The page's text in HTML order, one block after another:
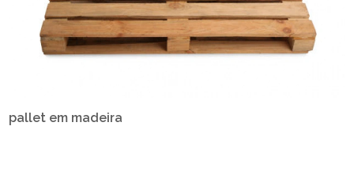
pallet em madeira